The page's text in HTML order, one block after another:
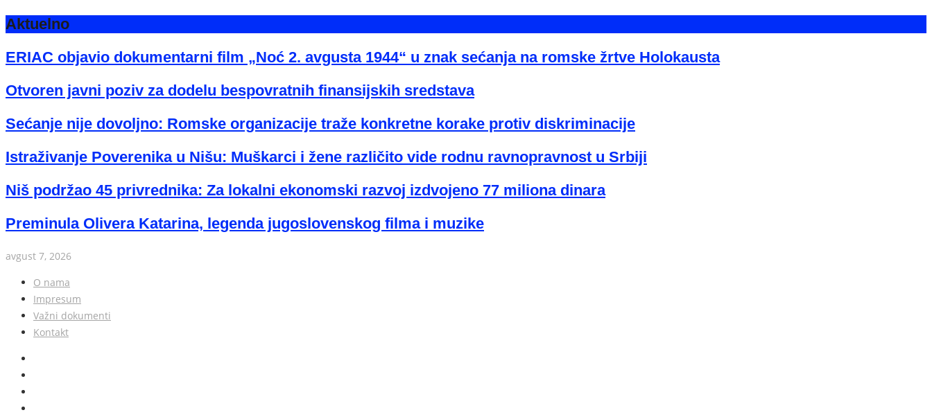
Aktuelno
ERIAC objavio dokumentarni film „Noć 2. avgusta 1944“ u znak sećanja na romske žrtve Holokausta
Otvoren javni poziv za dodelu bespovratnih finansijskih sredstava
Sećanje nije dovoljno: Romske organizacije traže konkretne korake protiv diskriminacije
Istraživanje Poverenika u Nišu: Muškarci i žene različito vide rodnu ravnopravnost u Srbiji
Niš podržao 45 privrednika: Za lokalni ekonomski razvoj izdvojeno 77 miliona dinara
Preminula Olivera Katarina, legenda jugoslovenskog filma i muzike
avgust 7, 2026
O nama
Impresum
Važni dokumenti
Kontakt